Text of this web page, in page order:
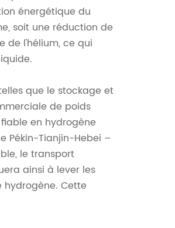
énergétique du
soit une réduction de
de l'hélium, ce qui
que le stockage et
de poids
en hydrogène
Pékin-Tianjin-Hebei –
le transport
ainsi à lever les
Cette